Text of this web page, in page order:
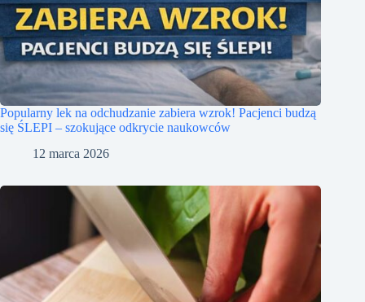
Popularny lek na odchudzanie zabiera wzrok! Pacjenci budzą
się ŚLEPI – szokujące odkrycie naukowców
12 marca 2026